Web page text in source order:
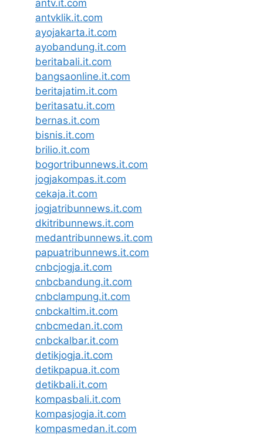
antv.it.com
antvklik.it.com
ayojakarta.it.com
ayobandung.it.com
beritabali.it.com
bangsaonline.it.com
beritajatim.it.com
beritasatu.it.com
bernas.it.com
bisnis.it.com
brilio.it.com
bogortribunnews.it.com
jogjakompas.it.com
cekaja.it.com
jogjatribunnews.it.com
dkitribunnews.it.com
medantribunnews.it.com
papuatribunnews.it.com
cnbcjogja.it.com
cnbcbandung.it.com
cnbclampung.it.com
cnbckaltim.it.com
cnbcmedan.it.com
cnbckalbar.it.com
detikjogja.it.com
detikpapua.it.com
detikbali.it.com
kompasbali.it.com
kompasjogja.it.com
kompasmedan.it.com